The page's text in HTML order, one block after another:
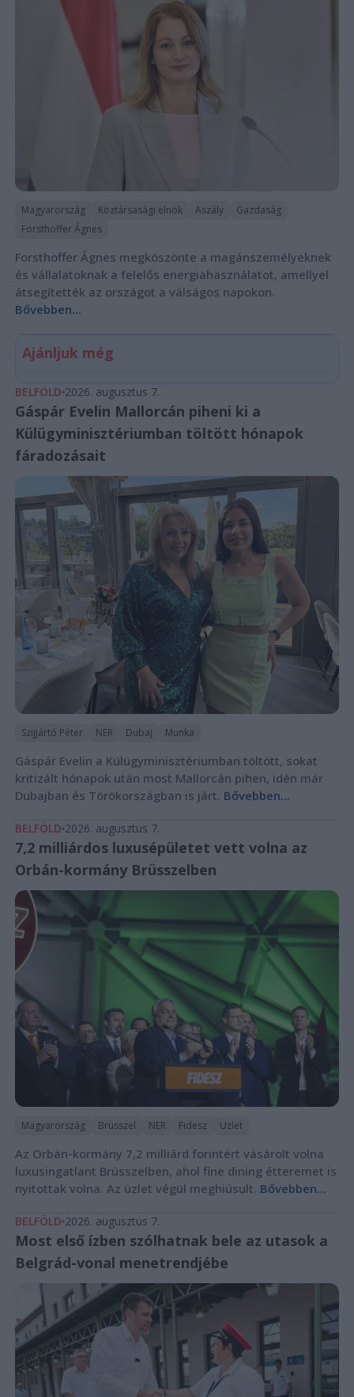
Magyarország Köztársasági elnök Aszály
Gazdaság
Forsthoffer Ágnes
Forsthoffer Ágnes megköszönte a magánszemélyeknek
és vállalatoknak a felelős energiahasználatot, amellyel
átsegítették az országot a válságos napokon.
Bővebben...
Ajánljuk még
BELFÖLD 2026. augusztus 7.
Gáspár Evelin Mallorcán piheni ki a
Külügyminisztériumban töltött hónapok
fáradozásait
Szijjártó Péter NER Dubaj Munka
Gáspár Evelin a Külügyminisztériumban töltött, sokat
kritizált hónapok után most Mallorcán pihen, idén már
Dubajban és Törökországban is járt. Bővebben...
BELFÖLD 2026. augusztus 7.
7,2 milliárdos luxusépületet vett volna az
Orbán-kormány Brüsszelben
Magyarország Brüsszel NER Fidesz Üzlet
Az Orbán-kormány 7,2 milliárd forintért vásárolt volna
luxusingatlant Brüsszelben, ahol fine dining étteremet is
nyitottak volna. Az üzlet végül meghiúsult. Bővebben...
BELFÖLD 2026. augusztus 7.
Most első ízben szólhatnak bele az utasok a
Belgrád-vonal menetrendjébe